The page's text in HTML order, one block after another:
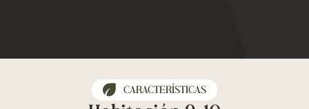
CARACTERÍSTICAS